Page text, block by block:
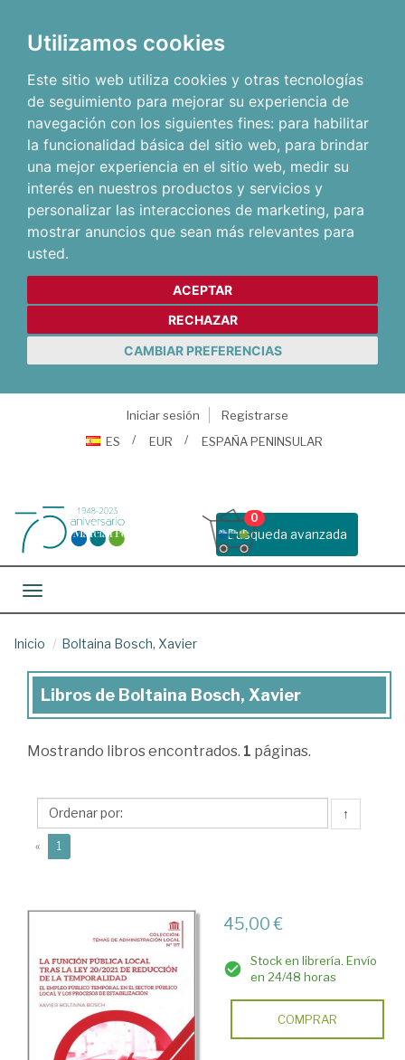
Utilizamos cookies
Este sitio web utiliza cookies y otras tecnologías
de seguimiento para mejorar su experiencia de
navegación con los siguientes fines: para habilitar
la funcionalidad básica del sitio web, para brindar
una mejor experiencia en el sitio web, medir su
interés en nuestros productos y servicios y
personalizar las interacciones de marketing, para
mostrar anuncios que sean más relevantes para
usted.
ACEPTAR
RECHAZAR
CAMBIAR PREFERENCIAS
Iniciar sesión
Registrarse
ES
EUR ESPAÑA PENINSULAR
Busqueda avanzada
0
Toggle navigation
Inicio Boltaina Bosch, Xavier
Libros
Boltaina
Xavier
Libros de Boltaina Bosch, Xavier
Mostrando libros encontrados. 1 páginas.
↑
« 1
45,00 €
Stock en librería. Envío
en 24/48 horas
COMPRAR